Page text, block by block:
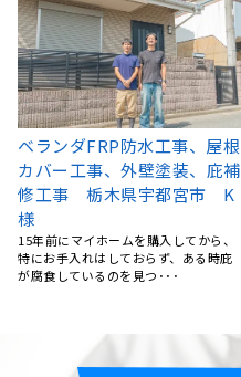
宇都宮市 H様邸 屋根葺き替
え工事
雨漏りが起きたため、地元できてくれ
るところを探していたところリフォー
ムの森さんのホームページ･･･